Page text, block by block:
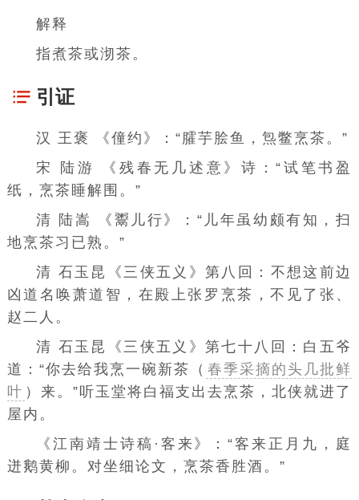
解释
指煮茶或沏茶。
引证
汉 王褒 《僮约》：“臛芋脍鱼，炰鳖烹茶。”
宋 陆游 《残春无几述意 》诗：“试笔书盈
纸，烹茶睡解围。”
清 陆嵩 《鬻儿行》：“儿年虽幼颇有知，扫
地烹茶习已熟。”
清 石玉昆《三侠五义》第八回：不想这前边
凶道名唤萧道智，在殿上张罗烹茶，不见了张、
赵二人。
清 石玉昆《三侠五义》第七十八回：白五爷
道：“你去给我烹一碗新茶（ 春季采摘的头几批鲜
叶 ）来。”听玉堂将白福支出去烹茶，北侠就进了
屋内。
《江南靖士诗稿·客来》：“客来正月九，庭
迸鹅黄柳。对坐细论文，烹茶香胜酒。”